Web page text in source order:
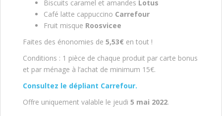
Biscuits caramel et amandes Lotus
Café latte cappuccino Carrefour
Fruit misque Roosvicee
Faites des énonomies de 5,53€ en tout !
Conditions : 1 pièce de chaque produit par carte bonus
et par ménage à l’achat de minimum 15€.
Consultez le dépliant Carrefour.
Offre uniquement valable le jeudi 5 mai 2022.